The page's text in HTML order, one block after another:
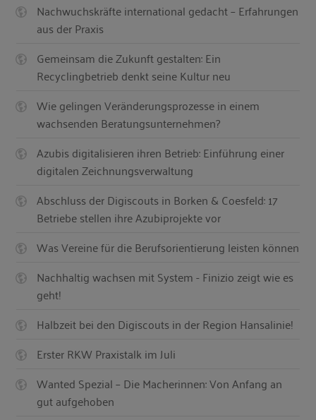
Nachwuchskräfte international gedacht – Erfahrungen
aus der Praxis
Gemeinsam die Zukunft gestalten: Ein
Recyclingbetrieb denkt seine Kultur neu
Wie gelingen Veränderungsprozesse in einem
wachsenden Beratungsunternehmen?
Azubis digitalisieren ihren Betrieb: Einführung einer
digitalen Zeichnungsverwaltung
Abschluss der Digiscouts in Borken & Coesfeld: 17
Betriebe stellen ihre Azubiprojekte vor
Was Vereine für die Berufsorientierung leisten können
Nachhaltig wachsen mit System - Finizio zeigt wie es
geht!
Halbzeit bei den Digiscouts in der Region Hansalinie!
Erster RKW Praxistalk im Juli
Wanted Spezial – Die Macherinnen: Von Anfang an
gut aufgehoben